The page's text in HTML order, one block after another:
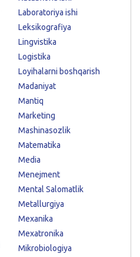
Laboratoriya ishi
Leksikografiya
Lingvistika
Logistika
Loyihalarni boshqarish
Madaniyat
Mantiq
Marketing
Mashinasozlik
Matematika
Media
Menejment
Mental Salomatlik
Metallurgiya
Mexanika
Mexatronika
Mikrobiologiya